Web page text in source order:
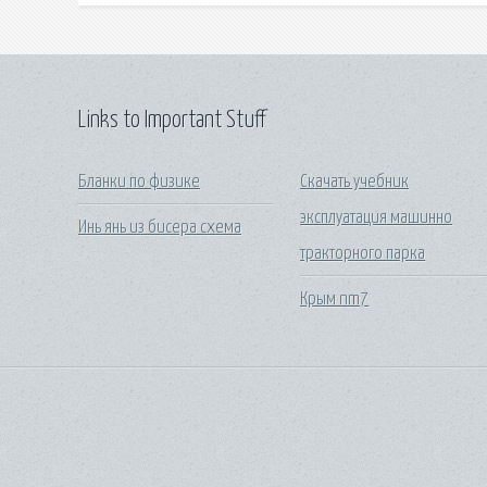
Links to Important Stuff
Бланки по физике
Инь янь из бисера схема
Скачать учебник
эксплуатация машинно
тракторного парка
Крым nm7